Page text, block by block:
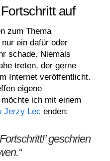
auf
zum Thema
ein dafür oder
schade. Niemals
treten, der gerne
Internet veröffentlicht.
eigene
ich mit einem
Jerzy Lec enden:
geschrien